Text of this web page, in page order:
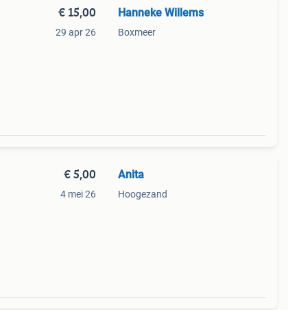
€ 15,00
29 apr 26
Hanneke Willems
Boxmeer
€ 5,00
4 mei 26
Anita
Hoogezand